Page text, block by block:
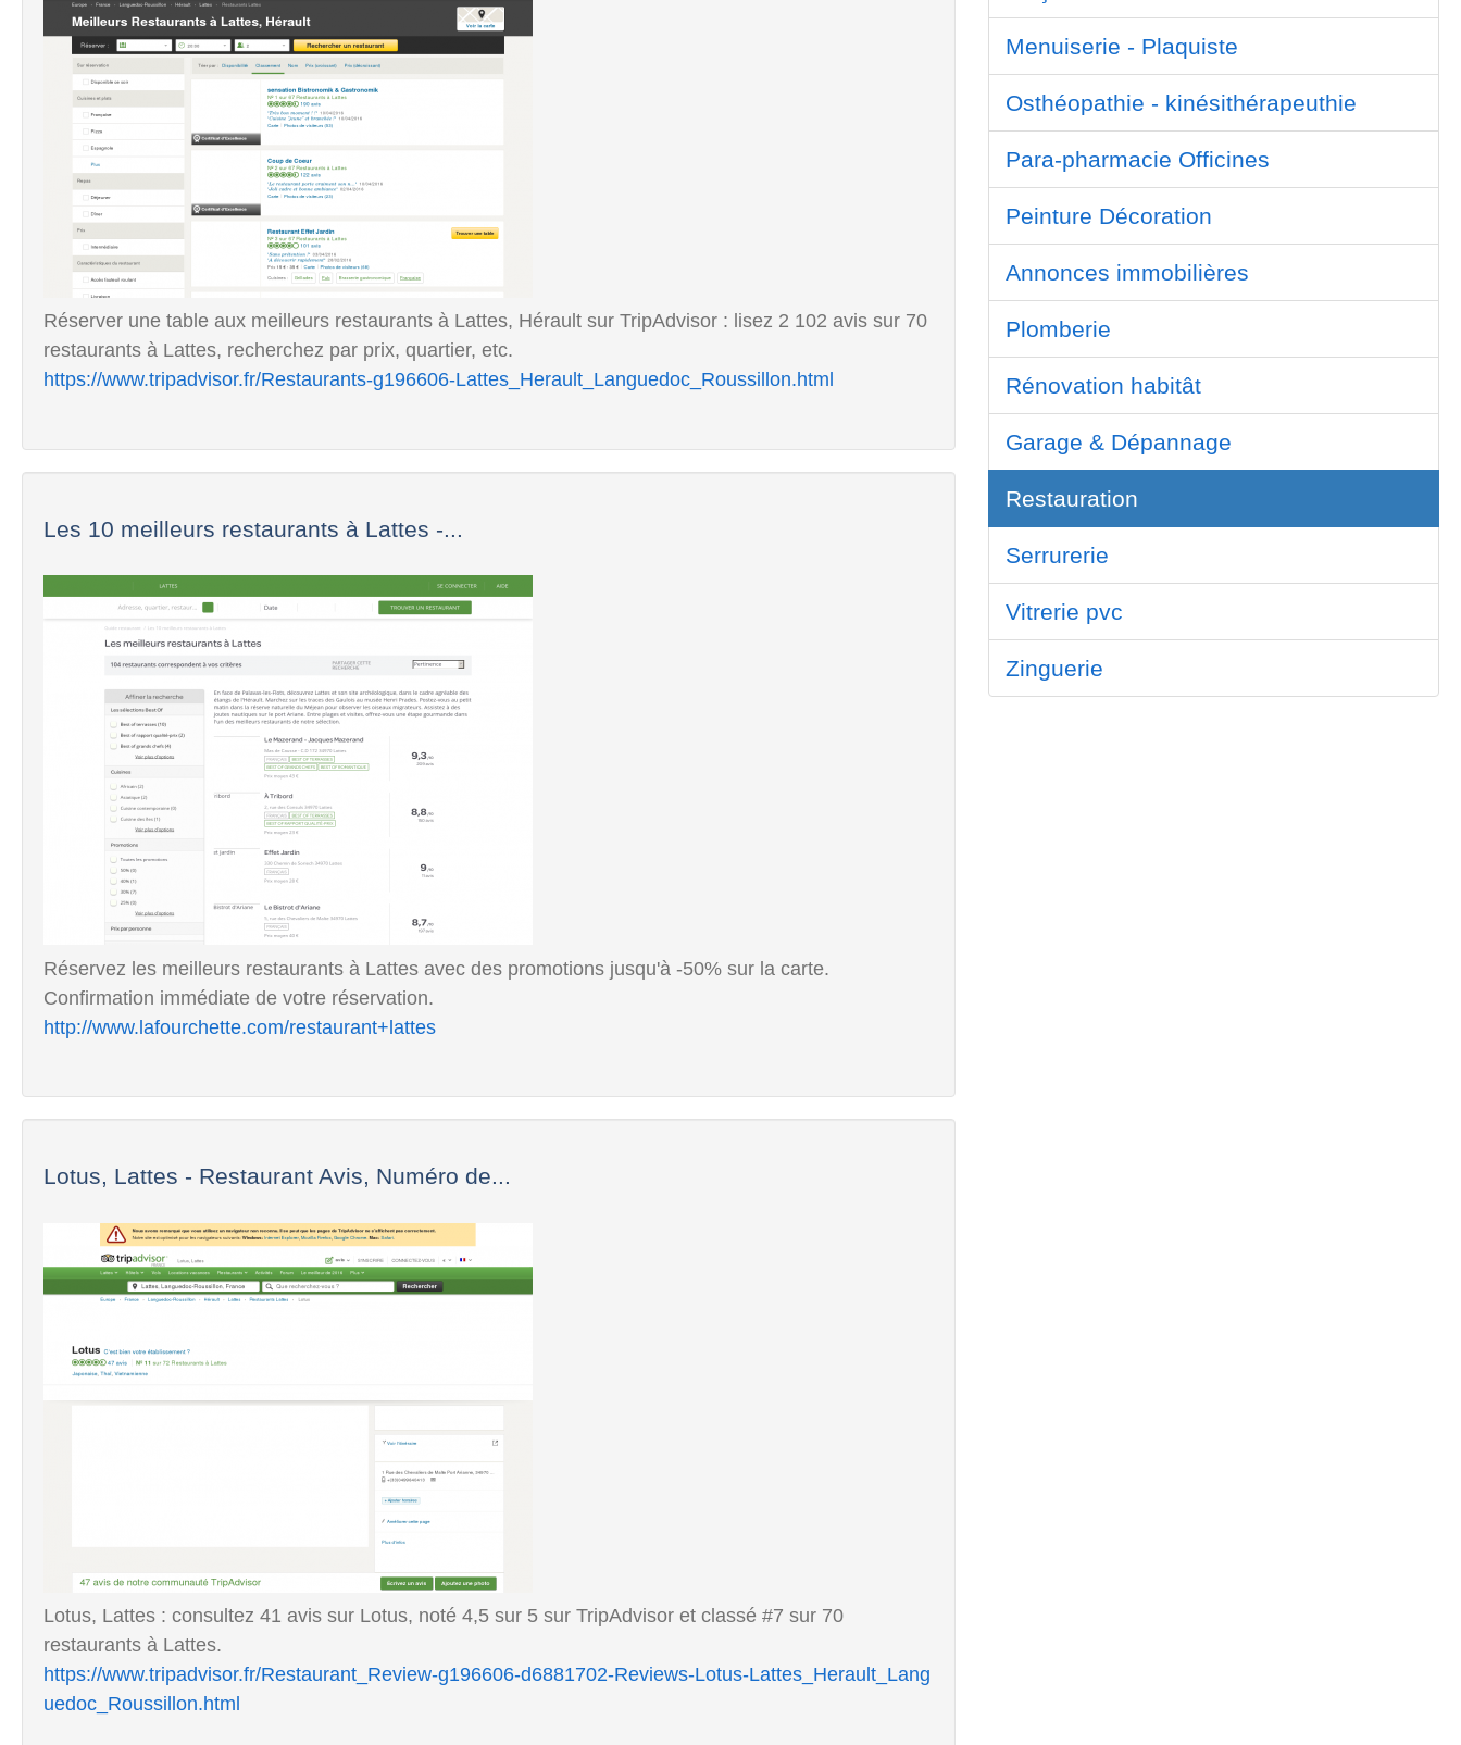
Réserver une table aux meilleurs restaurants à Lattes, Hérault sur TripAdvisor : lisez 2 102 avis sur 70
restaurants à Lattes, recherchez par prix, quartier, etc.
https://www.tripadvisor.fr/Restaurants-g196606-Lattes_Herault_Languedoc_Roussillon.html
Les 10 meilleurs restaurants à Lattes -...
Réservez les meilleurs restaurants à Lattes avec des promotions jusqu'à -50% sur la carte.
Confirmation immédiate de votre réservation.
http://www.lafourchette.com/restaurant+lattes
Lotus, Lattes - Restaurant Avis, Numéro de...
Lotus, Lattes : consultez 41 avis sur Lotus, noté 4,5 sur 5 sur TripAdvisor et classé #7 sur 70
restaurants à Lattes.
https://www.tripadvisor.fr/Restaurant_Review-g196606-d6881702-Reviews-Lotus-Lattes_Herault_Lang
uedoc_Roussillon.html
Menuiserie - Plaquiste
Osthéopathie - kinésithérapeuthie
Para-pharmacie Officines
Peinture Décoration
Annonces immobilières
Plomberie
Rénovation habitât
Garage & Dépannage
Restauration
Serrurerie
Vitrerie pvc
Zinguerie